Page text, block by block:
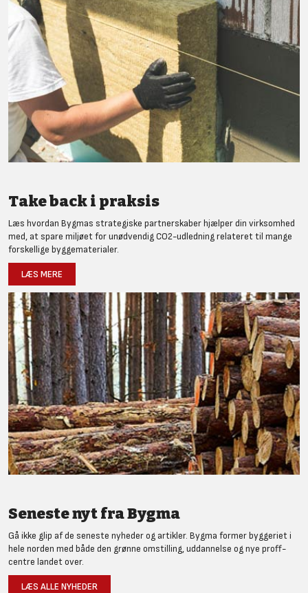
Take back i praksis
Læs hvordan Bygmas strategiske partnerskaber hjælper din virksomhed
med, at spare miljøet for unødvendig CO2-udledning relateret til mange
forskellige byggematerialer.
LÆS MERE
Seneste nyt fra Bygma
Gå ikke glip af de seneste nyheder og artikler. Bygma former byggeriet i
hele norden med både den grønne omstilling, uddannelse og nye proff-
centre landet over.
LÆS ALLE NYHEDER